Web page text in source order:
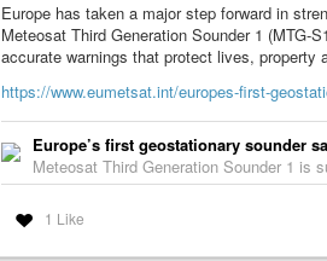
Europe has taken a major step forward in
Meteosat Third Generation Sounder 1 (MTG-
accurate warnings that protect lives, property
https://www.eumetsat.int/europes-first-
Europe’s first geostationary sounder
Meteosat Third Generation Sounder 1 is
1 Like